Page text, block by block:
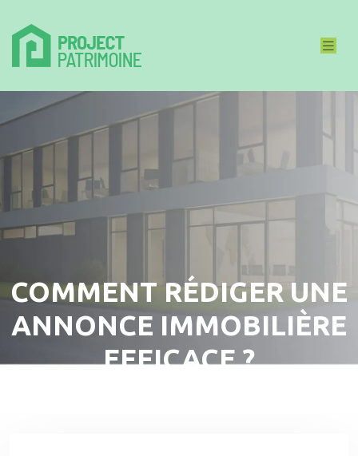
COMMENT RÉDIGER UNE
ANNONCE IMMOBILIÈRE
EFFICACE ?